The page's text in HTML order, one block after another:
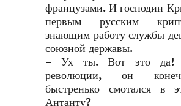
французами. И господин
первым русским
знающим работу службы
союзной державы.
– Ух ты. Вот это да!
революции, он
быстренько смотался в
Антанту?